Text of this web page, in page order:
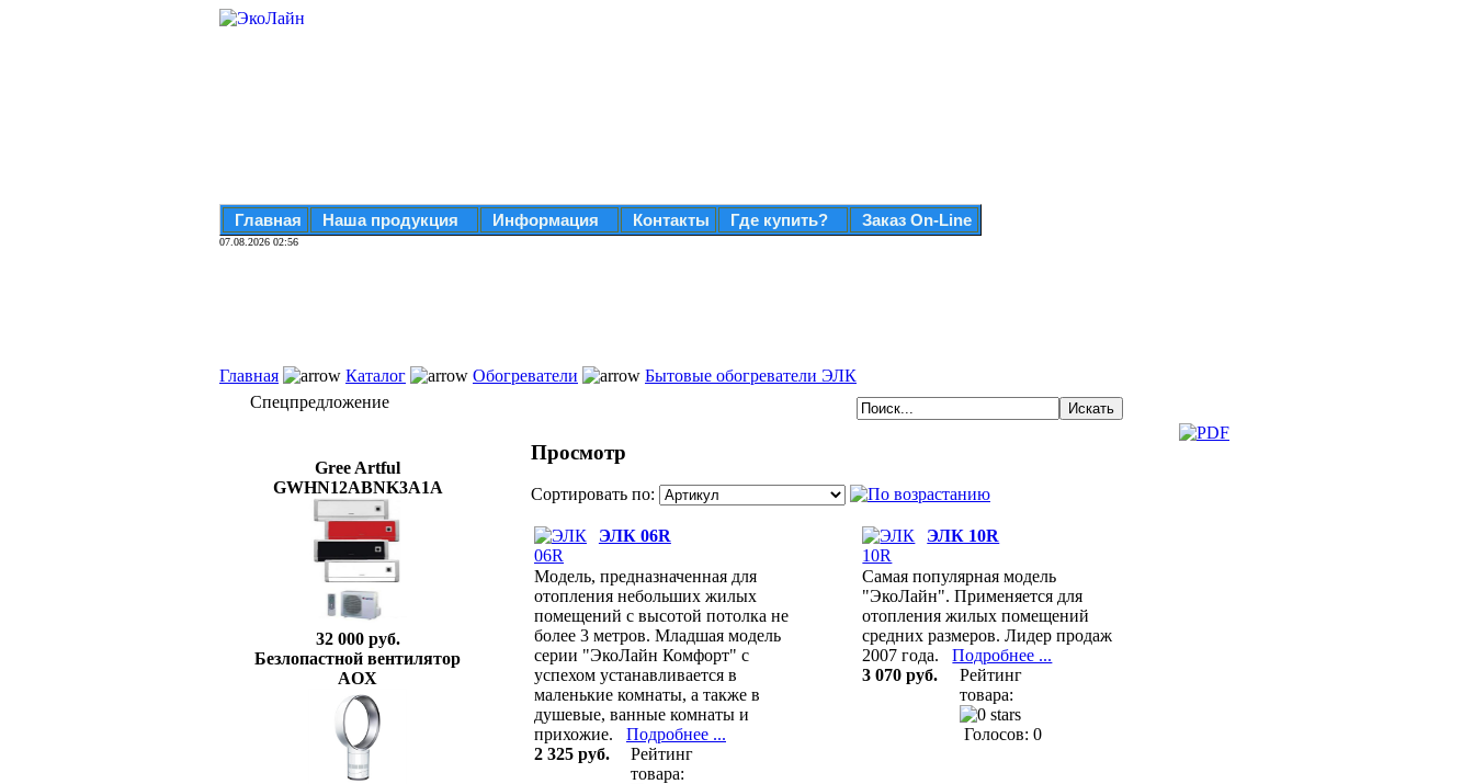
Главная Наша продукция Информация Контакты Где купить? Заказ On-Line
07.08.2026 02:56
Главная Каталог Обогреватели
Бытовые обогреватели ЭЛК
Спецпредложение
Gree Artful
GWHN12ABNK3A1A
32 000 руб.
Безлопастной вентилятор
AOX
Просмотр
Сортировать по:
ЭЛК 06R
Модель, предназначенная для
отопления небольших жилых
помещений с высотой потолка не
более 3 метров. Младшая модель
серии "ЭкоЛайн Комфорт" с
успехом устанавливается в
маленькие комнаты, а также в
душевые, ванные комнаты и
прихожие. Подробнее ...
2 325 руб.
Рейтинг
товара:
ЭЛК 10R
Самая популярная модель
"ЭкоЛайн". Применяется для
отопления жилых помещений
средних размеров. Лидер продаж
2007 года.Подробнее ...
3 070 руб.
Рейтинг
товара:
Голосов: 0